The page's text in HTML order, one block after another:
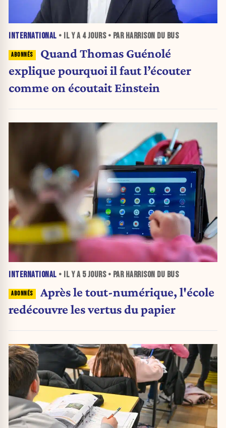
INTERNATIONAL • IL Y A 4 JOURS• PAR HARRISON DU BUS
Quand Thomas Guénolé
explique pourquoi il faut l’écouter
comme on écoutait Einstein
INTERNATIONAL • IL Y A 5 JOURS• PAR HARRISON DU BUS
Après le tout-numérique, l'école
redécouvre les vertus du papier